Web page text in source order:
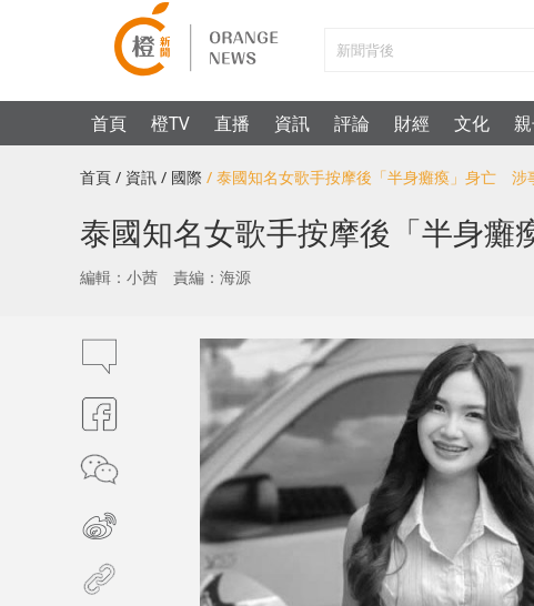
首頁 橙TV 直播 資訊 評論 財經 文化
首頁 / 資訊 / 國際 / 泰國知名女歌手按摩後「半身癱瘓」身亡 涉
泰國知名女歌手按摩後「半身
編輯：小茜 責編：海源